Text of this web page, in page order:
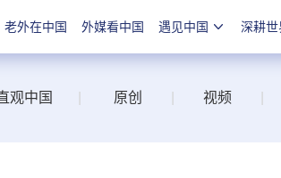
老外在中国 外媒看中国 遇见中国 深耕世
观中国 原创 视频